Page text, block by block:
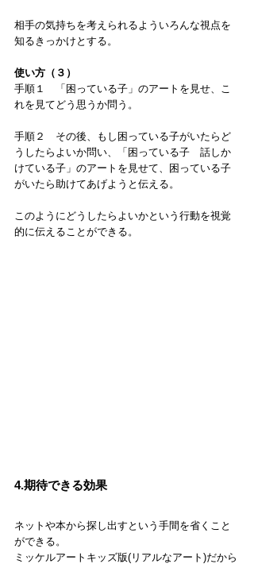
相手の気持ちを考えられるよういろんな視点を
知るきっかけとする。
使い方（３）
手順１　「困っている子」のアートを見せ、こ
れを見てどう思うか問う。
手順２　その後、もし困っている子がいたらど
うしたらよいか問い、「困っている子　話しか
けている子」のアートを見せて、困っている子
がいたら助けてあげようと伝える。
このようにどうしたらよいかという行動を視覚
的に伝えることができる。
4.期待できる効果
ネットや本から探し出すという手間を省くこと
ができる。
ミッケルアートキッズ版(リアルなアート)だから